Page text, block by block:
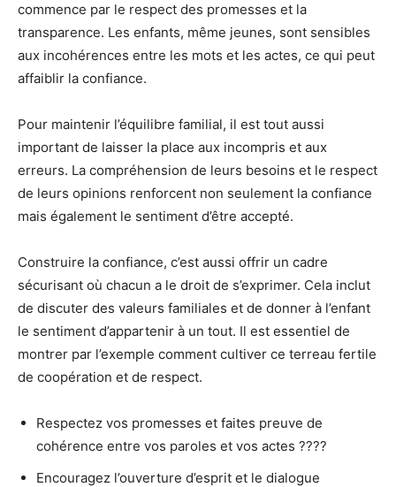
commence par le respect des promesses et la
transparence. Les enfants, même jeunes, sont sensibles
aux incohérences entre les mots et les actes, ce qui peut
affaiblir la confiance.
Pour maintenir l’équilibre familial, il est tout aussi
important de laisser la place aux incompris et aux
erreurs. La compréhension de leurs besoins et le respect
de leurs opinions renforcent non seulement la confiance
mais également le sentiment d’être accepté.
Construire la confiance, c’est aussi offrir un cadre
sécurisant où chacun a le droit de s’exprimer. Cela inclut
de discuter des valeurs familiales et de donner à l’enfant
le sentiment d’appartenir à un tout. Il est essentiel de
montrer par l’exemple comment cultiver ce terreau fertile
de coopération et de respect.
Respectez vos promesses et faites preuve de
cohérence entre vos paroles et vos actes ????
Encouragez l’ouverture d’esprit et le dialogue